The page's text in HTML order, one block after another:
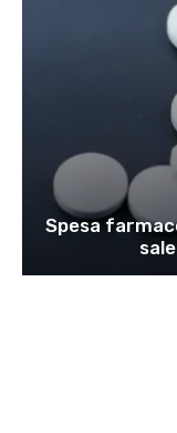
Spesa